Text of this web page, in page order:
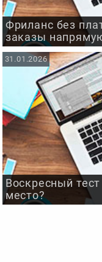
Фриланс без
заказы
Воскресный
место?
31.01.2026